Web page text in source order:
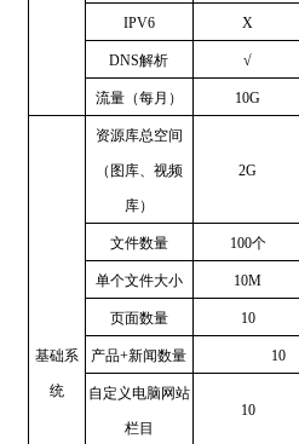
IPV6 X
DNS解析 √
流量（每月） 10G
基础系
统
资源库总空间
（图库、视频
库）
2G
文件数量 100个
单个文件大小 10M
页面数量 10
产品+新闻数量 10
自定义电脑网站
栏目
10